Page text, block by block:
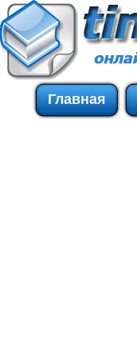
Главная